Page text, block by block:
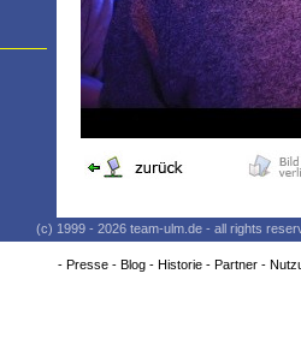
(c) 1999 - 2026 team-ulm.de - all rights
- Presse- Blog- Historie- Partner-